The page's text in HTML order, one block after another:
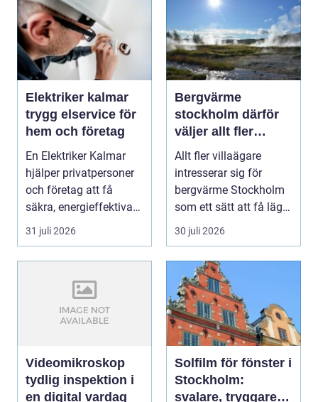
Elektriker kalmar
trygg elservice för
hem och företag
En Elektriker Kalmar
hjälper privatpersoner
och företag att få
säkra, energieffektiva
och framtidssä...
31 juli 2026
Bergvärme
stockholm därför
väljer allt fler
denna
uppvärmning
Allt fler villaägare
intresserar sig för
bergvärme Stockholm
som ett sätt att få lägre
uppvärmningsk...
30 juli 2026
Videomikroskop
tydlig inspektion i
en digital vardag
Solfilm för fönster i
Stockholm:
svalare, tryggare